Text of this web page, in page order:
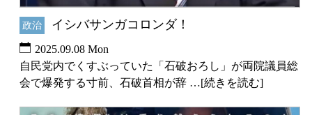
政治 イシバサンガコロンダ！
2025.09.08 Mon
自民党内でくすぶっていた「石破おろし」が両院議員総
会で爆発する寸前、石破首相が辞 …[続きを読む]